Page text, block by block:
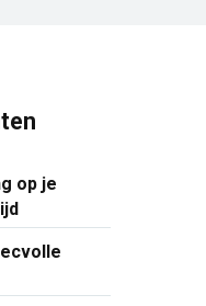
op je